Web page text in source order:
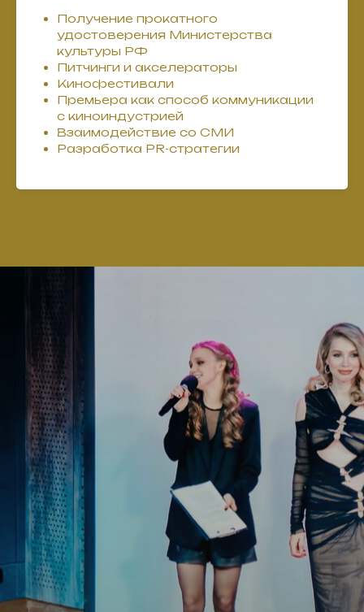
Получение прокатного
удостоверения Министерства
культуры РФ
Питчинги и акселераторы
Кинофестивали
Премьера как способ коммуникации
с киноиндустрией
Взаимодействие со СМИ
Разработка PR-стратегии